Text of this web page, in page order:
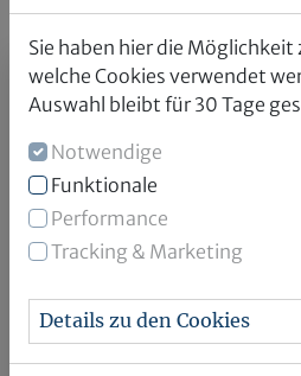
Kunsteisbahn und Freizeitbad
Bitte Gutschein-
wählen
Sie haben hier die Möglichkeit
welche Cookies verwendet
Auswahl bleibt für 30 Tage
Notwendige
Funktionale
Performance
Tracking & Marketing
Details zu den Cookies